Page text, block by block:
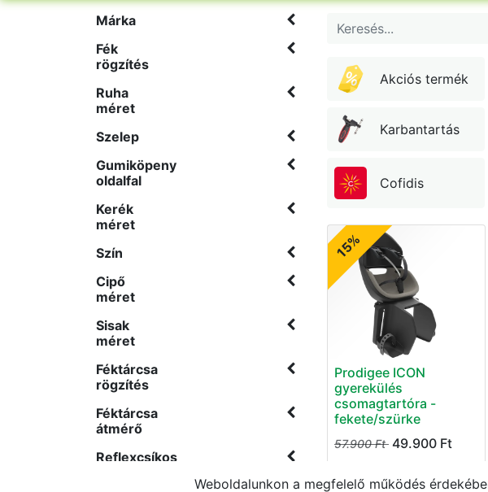
Márka
Fék
rögzítés
Ruha
méret
Szelep
Gumiköpeny
oldalfal
Kerék
méret
Szín
Cipő
méret
Sisak
méret
Féktárcsa
rögzítés
Féktárcsa
átmérő
Reflexcsíkos
Akciós termék
Karbantartás
Cofidis
15%
Prodigee ICON
gyerekülés
csomagtartóra -
fekete/szürke
57.900Ft 49.900 Ft
Weboldalunkon a megfelelő működés